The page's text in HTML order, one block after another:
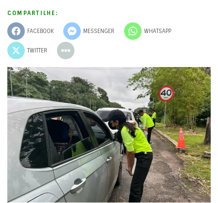
COMPARTILHE:
FACEBOOK MESSENGER WHATSAPP
TWITTER